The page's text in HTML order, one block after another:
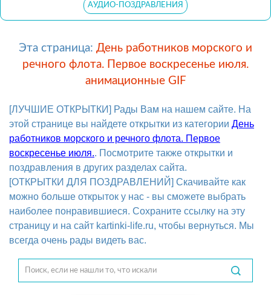
АУДИО-ПОЗДРАВЛЕНИЯ
Эта страница: День работников морского и
речного флота. Первое воскресенье июля.
анимационные GIF
[ЛУЧШИЕ ОТКРЫТКИ] Рады Вам на нашем сайте. На
этой странице вы найдете открытки из категории День
работников морского и речного флота. Первое
воскресенье июля.. Посмотрите также открытки и
поздравления в других разделах сайта.
[ОТКРЫТКИ ДЛЯ ПОЗДРАВЛЕНИЙ] Скачивайте как
можно больше открыток у нас - вы сможете выбрать
наиболее понравившиеся. Сохраните ссылку на эту
страницу и на сайт kartinki-life.ru, чтобы вернуться. Мы
всегда очень рады видеть вас.